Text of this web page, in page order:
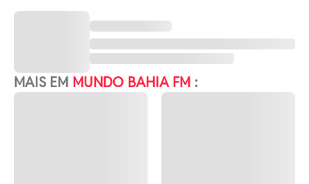
MAIS EM MUNDO BAHIA FM :